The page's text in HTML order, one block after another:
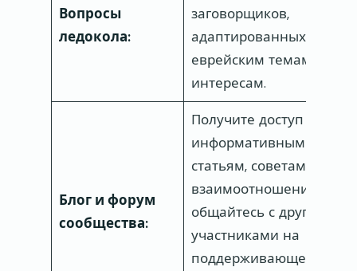
Вопросы
ледокола:
заговорщиков,
адаптированных к
еврейским темам и
интересам.
Блог и форум
сообщества:
Получите доступ к
информативным
статьям, советам по
взаимоотношениям и
общайтесь с другими
участниками на
поддерживающем